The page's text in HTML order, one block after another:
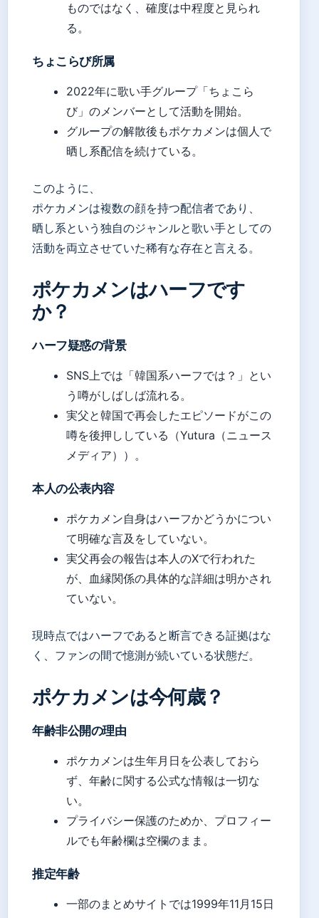
ものではなく、確度は中程度と見られ
る。
ちょこらび所属
2022年に歌い手グループ「ちょこら
び」のメンバーとして活動を開始。
グループの解散後もポケカメンは個人で
晒し系配信を続けている。
このように、
ポケカメンは複数の顔を持つ配信者であり、
晒し系という独自のジャンルと歌い手としての
活動を両立させていた稀有な存在と言える。
ポケカメンはハーフです
か？
ハーフ疑惑の背景
SNS上では「韓国系ハーフでは？」とい
う噂がしばしば流れる。
実父と韓国で再会したエピソードがこの
噂を後押ししている（Yutura（ニュース
メディア））。
本人の公表内容
ポケカメン自身はハーフかどうかについ
て明確な言及をしていない。
実父再会の報告は本人のXで行われた
が、血縁関係の具体的な詳細は明かされ
ていない。
現時点ではハーフであると断言できる証拠はな
く、ファンの間で憶測が続いている状態だ。
ポケカメンは今何歳？
年齢非公開の理由
ポケカメンは生年月日を公表しておら
ず、年齢に関する公式な情報は一切な
い。
プライバシー保護のためか、プロフィー
ルでも年齢欄は空欄のまま。
推定年齢
一部のまとめサイトでは1999年11月15日